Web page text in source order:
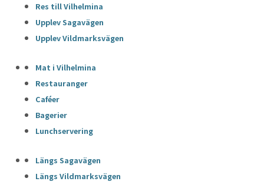
Res till Vilhelmina
Upplev Sagavägen
Upplev Vildmarksvägen
Mat i Vilhelmina
Restauranger
Caféer
Bagerier
Lunchservering
Längs Sagavägen
Längs Vildmarksvägen